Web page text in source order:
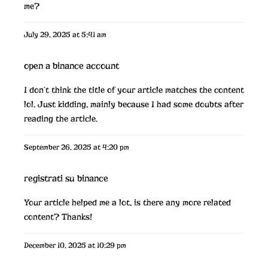
me?
July 29, 2025 at 5:41 am
open a binance account
I don’t think the title of your article matches the content
lol. Just kidding, mainly because I had some doubts after
reading the article.
September 26, 2025 at 4:20 pm
registrati su binance
Your article helped me a lot, is there any more related
content? Thanks!
December 10, 2025 at 10:29 pm